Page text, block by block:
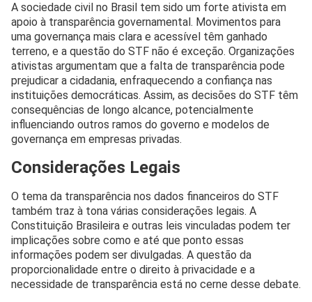
A sociedade civil no Brasil tem sido um forte ativista em
apoio à transparência governamental. Movimentos para
uma governança mais clara e acessível têm ganhado
terreno, e a questão do STF não é exceção. Organizações
ativistas argumentam que a falta de transparência pode
prejudicar a cidadania, enfraquecendo a confiança nas
instituições democráticas. Assim, as decisões do STF têm
consequências de longo alcance, potencialmente
influenciando outros ramos do governo e modelos de
governança em empresas privadas.
Considerações Legais
O tema da transparência nos dados financeiros do STF
também traz à tona várias considerações legais. A
Constituição Brasileira e outras leis vinculadas podem ter
implicações sobre como e até que ponto essas
informações podem ser divulgadas. A questão da
proporcionalidade entre o direito à privacidade e a
necessidade de transparência está no cerne desse debate.